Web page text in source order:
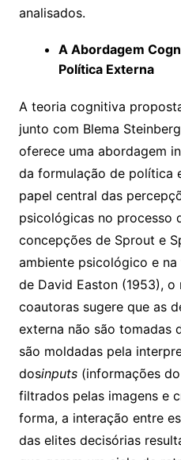
analisados.
A Abordagem
Política Externa
A teoria cognitiva
junto com Blema
oferece uma abordagem
da formulação de política
papel central das
psicológicas no processo
concepções de Sprout e
ambiente psicológico e
de David Easton (1953),
coautoras sugere que as
externa não são tomadas
são moldadas pela
dosinputs(informações
filtrados pelas imagens e
forma, a interação entre
das elites decisórias